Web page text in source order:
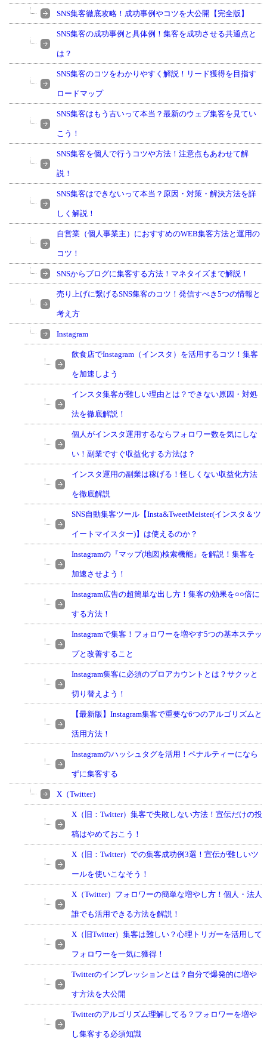
SNS集客徹底攻略！成功事例やコツを大公開【完全版】
SNS集客の成功事例と具体例！集客を成功させる共通点と
は？
SNS集客のコツをわかりやすく解説！リード獲得を目指す
ロードマップ
SNS集客はもう古いって本当？最新のウェブ集客を見てい
こう！
SNS集客を個人で行うコツや方法！注意点もあわせて解
説！
SNS集客はできないって本当？原因・対策・解決方法を詳
しく解説！
自営業（個人事業主）におすすめのWEB集客方法と運用の
コツ！
SNSからブログに集客する方法！マネタイズまで解説！
売り上げに繋げるSNS集客のコツ！発信すべき5つの情報と
考え方
Instagram
飲食店でInstagram（インスタ）を活用するコツ！集客
を加速しよう
インスタ集客が難しい理由とは？できない原因・対処
法を徹底解説！
個人がインスタ運用するならフォロワー数を気にしな
い！副業ですぐ収益化する方法は？
インスタ運用の副業は稼げる！怪しくない収益化方法
を徹底解説
SNS自動集客ツール【Insta&TweetMeister(インスタ＆ツ
イートマイスター)】は使えるのか？
Instagramの『マップ(地図)検索機能』を解説！集客を
加速させよう！
Instagram広告の超簡単な出し方！集客の効果を○○倍に
する方法！
Instagramで集客！フォロワーを増やす5つの基本ステッ
プと改善すること
Instagram集客に必須のプロアカウントとは？サクッと
切り替えよう！
【最新版】Instagram集客で重要な6つのアルゴリズムと
活用方法！
Instagramのハッシュタグを活用！ペナルティーになら
ずに集客する
X（Twitter）
X（旧：Twitter）集客で失敗しない方法！宣伝だけの投
稿はやめておこう！
X（旧：Twitter）での集客成功例3選！宣伝が難しいツ
ールを使いこなそう！
X（Twitter）フォロワーの簡単な増やし方！個人・法人
誰でも活用できる方法を解説！
X（旧Twitter）集客は難しい？心理トリガーを活用して
フォロワーを一気に獲得！
Twitterのインプレッションとは？自分で爆発的に増や
す方法を大公開
Twitterのアルゴリズム理解してる？フォロワーを増や
し集客する必須知識